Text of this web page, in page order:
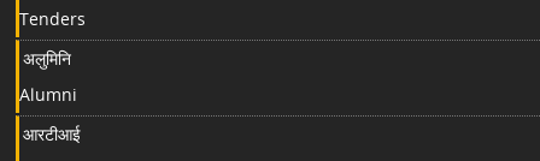
Tenders
अलुमिनि
Alumni
आरटीआई